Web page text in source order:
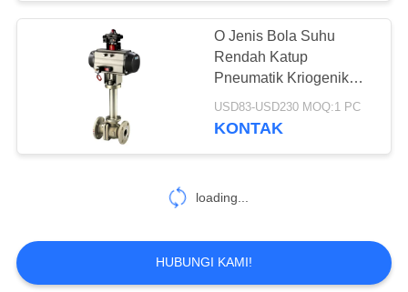
Bergelang Kriogenik
Katup Bantuan
Kriogenik
7
O Jenis Bola Suhu
Rendah Katup
Pneumatik Kriogenik
SS304 DN10 - DN250
USD83-USD230 MOQ:1 PC
KONTAK
loading...
HUBUNGI KAMI!